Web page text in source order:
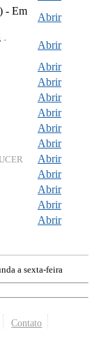
- Em
Abrir
-
Abrir
Abrir
Abrir
Abrir
Abrir
Abrir
Abrir
Abrir
Abrir
Abrir
Abrir
Abrir
a sexta-feira
Contato